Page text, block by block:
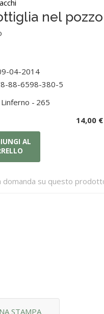
nel pozzo
04-2014
88-6598-380-5
Linferno - 265
14,00 €
AL
domanda su questo
STAMPA